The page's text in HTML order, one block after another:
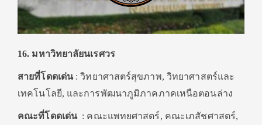
16. มหาวิทยาลัยนเรศวร
สายที่โดดเด่น: วิทยาศาสตร์สุขภาพ, วิทยาศาสตร์และ
เทคโนโลยี, และการพัฒนาภูมิภาคภาคเหนือตอนล่าง
คณะที่โดดเด่น: คณะแพทยศาสตร์, คณะเภสัชศาสตร์,